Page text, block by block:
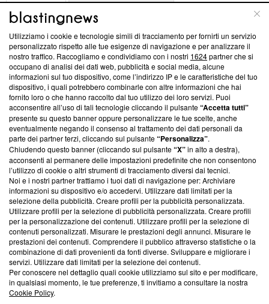
ABOUT
Questa sezione offre informazioni trasparenti su Blasting
News, sui nostri processi editoriali e su come ci impegniamo a
creare news di qualità. Inoltre, afferma la nostra aderenza a
‘Trust Project - News with Integrity’Blasting News non è
ancora membro del programma, ma ha richiesto di farne
parte; Trust Project non ha ancora effettuato una verifica di
conformità agli standard.
Su di noi
Team editoriale
Corporate
Redazione
Informativa Privacy
Cookie Policy
Blasting SA, IDI CHE-247.845.224, Via Carlo Frasca, 3 - 6900
Lugano (Svizzera) Tel:+39 0690258937
© 2026 Blasting News
Utilizziamo i cookie e tecnologie simili di tracciamento per fornirti un servizio
personalizzato rispetto alle tue esigenze di navigazione e per analizzare il
nostro traffico. Raccogliamo e condividiamo con i nostri 1624partner che si
occupano di analisi dei dati web, pubblicità e social media, alcune
informazioni sul tuo dispositivo, come l’indirizzo IP e le caratteristiche del tuo
dispositivo, i quali potrebbero combinarle con altre informazioni che hai
fornito loro o che hanno raccolto dal tuo utilizzo dei loro servizi. Puoi
acconsentire all’uso di tali tecnologie cliccando il pulsante“Accetta tutti”
presente su questo banner oppure personalizzare le tue scelte, anche
eventualmente negando il consenso al trattamento dei dati personali da
parte dei partner terzi, cliccando sul pulsante“Personalizza”.
Chiudendo questo banner (cliccando sul pulsante“X”in alto a destra),
acconsenti al permanere delle impostazioni predefinite che non consentono
l’utilizzo di cookie o altri strumenti di tracciamento diversi dai tecnici.
Noi e i nostri partner trattiamo i tuoi dati di navigazione per: Archiviare
informazioni su dispositivo e/o accedervi. Utilizzare dati limitati per la
selezione della pubblicità. Creare profili per la pubblicità personalizzata.
Utilizzare profili per la selezione di pubblicità personalizzata. Creare profili
per la personalizzazione dei contenuti. Utilizzare profili per la selezione di
contenuti personalizzati. Misurare le prestazioni degli annunci. Misurare le
prestazioni dei contenuti. Comprendere il pubblico attraverso statistiche o la
combinazione di dati provenienti da fonti diverse. Sviluppare e migliorare i
servizi. Utilizzare dati limitati per la selezione dei contenuti.
Per conoscere nel dettaglio quali cookie utilizziamo sul sito e per modificare,
in qualsiasi momento, le tue preferenze, ti invitiamo a consultare la nostra
Cookie Policy.